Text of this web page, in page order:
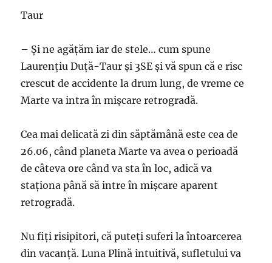
Taur
– Şi ne agăţăm iar de stele… cum spune
Laurenţiu Duţă-Taur şi 3SE şi vă spun că e risc
crescut de accidente la drum lung, de vreme ce
Marte va intra în mişcare retrogradă.
Cea mai delicată zi din săptămână este cea de
26.06, când planeta Marte va avea o perioadă
de câteva ore când va sta în loc, adică va
staţiona până să intre în mişcare aparent
retrogradă.
Nu fiţi risipitori, că puteţi suferi la întoarcerea
din vacanţă. Luna Plină intuitivă, sufletului va